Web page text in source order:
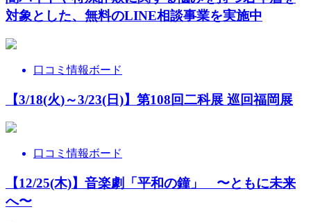
対象とした、無料のLINE相談事業を実施中
口コミ情報ボード
【3/18(火)～3/23(日)】第108回二科展 巡回福岡展
口コミ情報ボード
【12/25(木)】音楽劇「平和の鐘」 〜ともに未来
へ〜